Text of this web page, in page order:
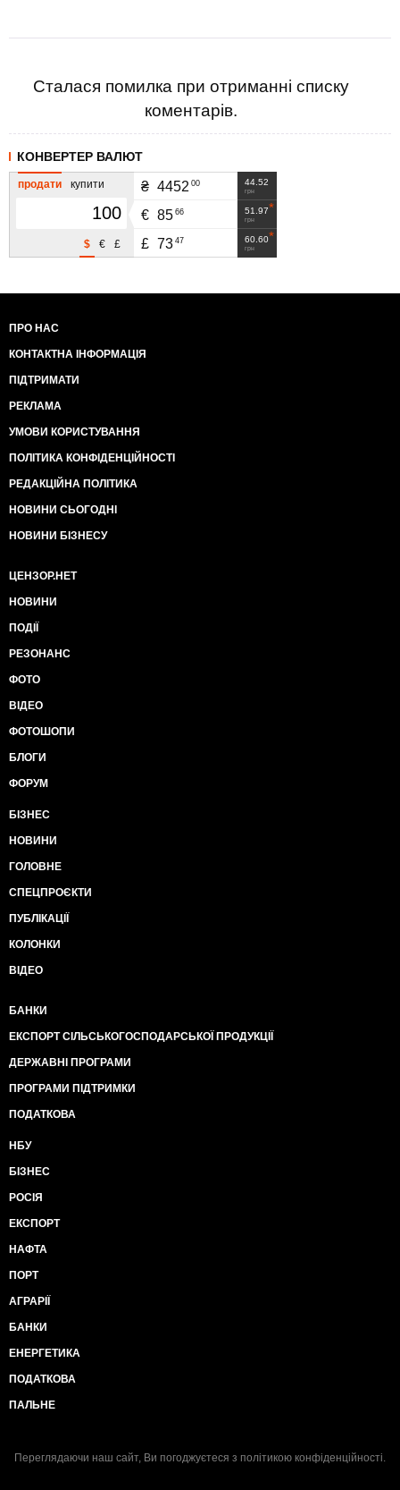
Сталася помилка при отриманні списку
коментарів.
КОНВЕРТЕР ВАЛЮТ
продати купити
£
€
$
44.52
грн
₴ 4452 00
51.97
грн
€ 85 66
60.60
грн
£ 73 47
ПРО НАС
КОНТАКТНА ІНФОРМАЦІЯ
ПІДТРИМАТИ
РЕКЛАМА
УМОВИ КОРИСТУВАННЯ
ПОЛІТИКА КОНФІДЕНЦІЙНОСТІ
РЕДАКЦІЙНА ПОЛІТИКА
НОВИНИ СЬОГОДНІ
НОВИНИ БІЗНЕСУ
ЦЕНЗОР.НЕТ
НОВИНИ
ПОДІЇ
РЕЗОНАНС
ФОТО
ВІДЕО
ФОТОШОПИ
БЛОГИ
ФОРУМ
БІЗНЕС
НОВИНИ
ГОЛОВНЕ
СПЕЦПРОЄКТИ
ПУБЛІКАЦІЇ
КОЛОНКИ
ВІДЕО
БАНКИ
ЕКСПОРТ СІЛЬСЬКОГОСПОДАРСЬКОЇ ПРОДУКЦІЇ
ДЕРЖАВНІ ПРОГРАМИ
ПРОГРАМИ ПІДТРИМКИ
ПОДАТКОВА
НБУ
БІЗНЕС
РОСІЯ
ЕКСПОРТ
НАФТА
ПОРТ
АГРАРІЇ
БАНКИ
ЕНЕРГЕТИКА
ПОДАТКОВА
ПАЛЬНЕ
Переглядаючи наш сайт, Ви погоджуєтеся з політикою конфіденційності.